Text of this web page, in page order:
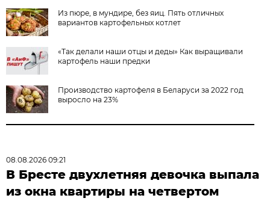
Из пюре, в мундире, без яиц. Пять отличных
вариантов картофельных котлет
«Так делали наши отцы и деды» Как выращивали
картофель наши предки
Производство картофеля в Беларуси за 2022 год
выросло на 23%
08.08.2026 09:21
В Бресте двухлетняя девочка выпала
из окна квартиры на четвертом